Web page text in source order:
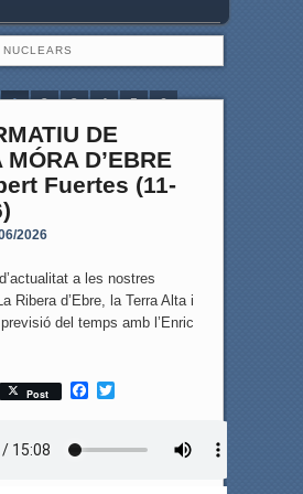
NUCLEARS
1 2 3 4 5 6
DE
MÓRA D’EBRE
Fuertes (11-
2026
a les nostres
Ribera d’Ebre, la Terra Alta i
del temps amb l’Enric
Post
F
T